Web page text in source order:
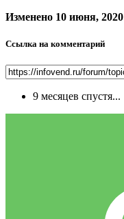
Изменено 10 июня, 2020
Ссылка на комментарий
9 месяцев спустя...